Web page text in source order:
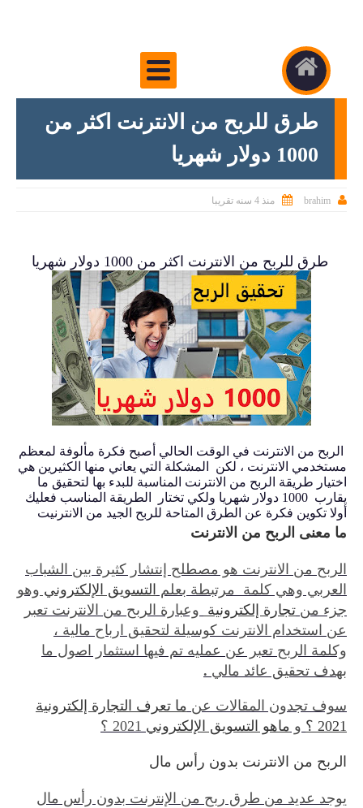
طرق للربح من الانترنت اكثر من
1000 دولار شهريا

brahim
 منذ 4 سنه تقريبا
طرق للربح من الانترنت اكثر من 1000 دولار شهريا
الربح من الانترنت في الوقت الحالي أصبح فكرة مألوفة لمعظم
مستخدمي الانترنت ، لكن المشكلة التي يعاني منها الكثيرين هي
اختيار طريقة الربح من الانترنت المناسبة للبدء بها لتحقيق ما
يقارب 1000 دولار شهريا ولكي تختار الطريقة المناسب فعليك
أولا تكوين فكرة عن الطرق المتاحة للربح الجيد من الانترنيت
ما معنى الربح من الانترنت
الربح من الانترنت هو مصطلح إنتشار كثيرة بين الشباب
العربي وهي كلمة مرتبطة بعلم التسويق الإلكتروني وهو
جزء من تجارة إلكترونية وعبارة الربح من الانترنت تعبر
عن استخدام الانترنت كوسيلة لتحقيق ارباح مالية ،
وكلمة الربح تعبر عن عمليه تم فيها استثمار اصول ما
بهدف تحقيق عائد مالي .
سوف تجدون المقالات عن ما تعرف التجارة إلكترونية
2021 ؟
و ماهو التسويق الإلكتروني
الربح من الانترنت بدون رأس مال
يوجد عديد من طرق ربح من الإنترنت بدون رأس مال